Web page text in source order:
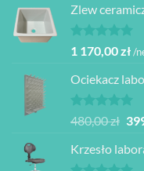
Zlew
Oceniono
na 5
1 170,00zł/
Ociekacz
Oceniono
na 5
480,00zł
Krzesło